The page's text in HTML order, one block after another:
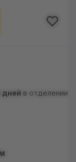
дней в отделении